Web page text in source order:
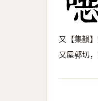
又【集韻
又屋郭切